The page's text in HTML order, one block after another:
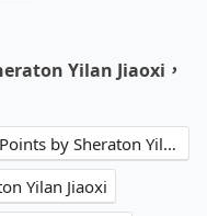
Yilan Jiaoxi，
和苑三井花園飯店 台北忠孝→Four Points by Sheraton Yilan Jiaoxi
Yilan Jiaoxi